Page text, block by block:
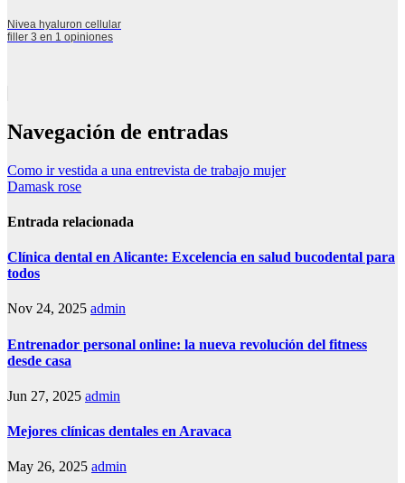
Nivea hyaluron cellular
filler 3 en 1 opiniones
Navegación de entradas
Como ir vestida a una entrevista de trabajo mujer
Damask rose
Entrada relacionada
Clínica dental en Alicante: Excelencia en salud bucodental para
todos
Nov 24, 2025 admin
Entrenador personal online: la nueva revolución del fitness
desde casa
Jun 27, 2025 admin
Mejores clínicas dentales en Aravaca
May 26, 2025 admin